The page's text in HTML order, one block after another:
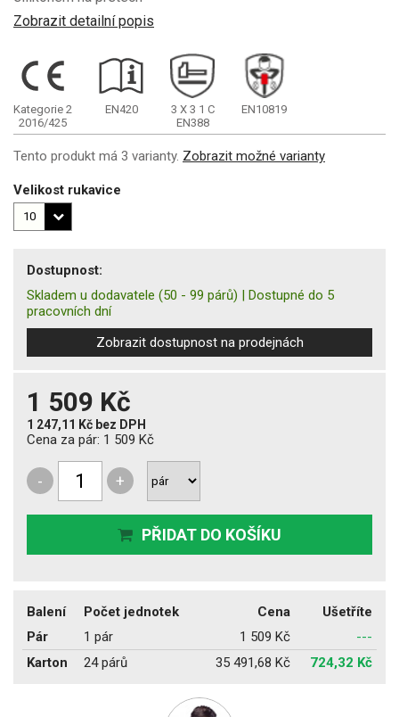
Zobrazit detailní popis
Kategorie 2
2016/425
EN420 3 X 3 1 C
EN388
EN10819
Tento produkt má 3 varianty. Zobrazit možné varianty
Velikost rukavice
Dostupnost:
Skladem u dodavatele (50 - 99 párů) | Dostupné do 5
pracovních dní
Zobrazit dostupnost na prodejnách
1 509 Kč
1 247,11 Kč bez DPH
Cena za pár: 1 509 Kč
- +
PŘIDAT DO KOŠÍKU
Balení Počet jednotek Cena
Ušetříte
Pár
1 pár 1 509 Kč
---
Karton
24 párů 35 491,68 Kč 724,32 Kč